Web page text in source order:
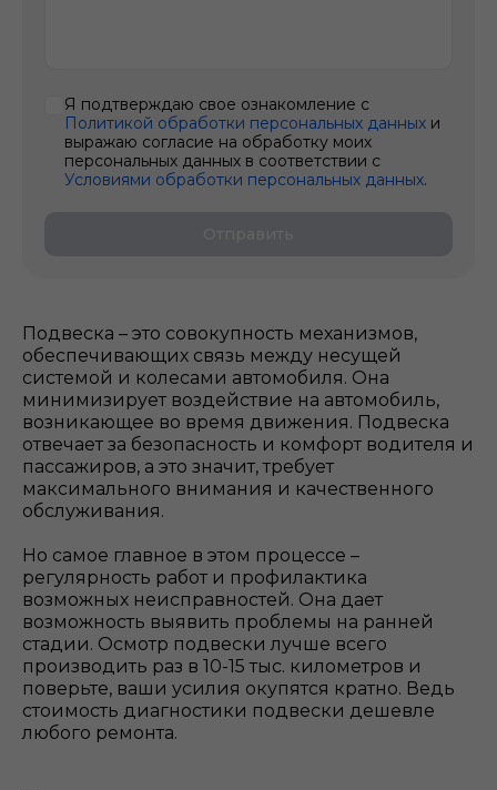
Подвеска – это совокупность механизмов,
обеспечивающих связь между несущей
системой и колесами автомобиля. Она
минимизирует воздействие на автомобиль,
возникающее во время движения. Подвеска
отвечает за безопасность и комфорт водителя и
пассажиров, а это значит, требует
максимального внимания и качественного
обслуживания.
Но самое главное в этом процессе –
регулярность работ и профилактика
возможных неисправностей. Она дает
возможность выявить проблемы на ранней
стадии. Осмотр подвески лучше всего
производить раз в 10-15 тыс. километров и
поверьте, ваши усилия окупятся кратно. Ведь
стоимость диагностики подвески дешевле
любого ремонта.
Я подтверждаю свое ознакомление с
Политикой обработки персональных данных и
выражаю согласие на обработку моих
персональных данных в соответствии с
Условиями обработки персональных данных.